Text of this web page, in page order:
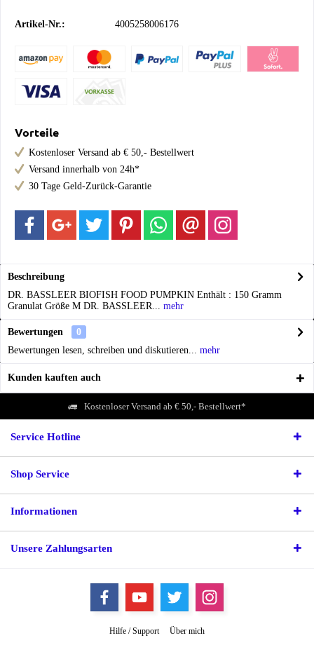
Artikel-Nr.: 4005258006176
Vorteile
Kostenloser Versand ab € 50,- Bestellwert
Versand innerhalb von 24h*
30 Tage Geld-Zurück-Garantie
Beschreibung
DR. BASSLEER BIOFISH FOOD PUMPKIN Enthält : 150 Gramm
Granulat Größe M DR. BASSLEER...
mehr
Bewertungen
0
Bewertungen lesen, schreiben und diskutieren...
mehr
Kunden kauften auch
Kostenloser Versand ab € 50,- Bestellwert*
Service Hotline
Shop Service
Informationen
Unsere Zahlungsarten
Hilfe / Support Über mich